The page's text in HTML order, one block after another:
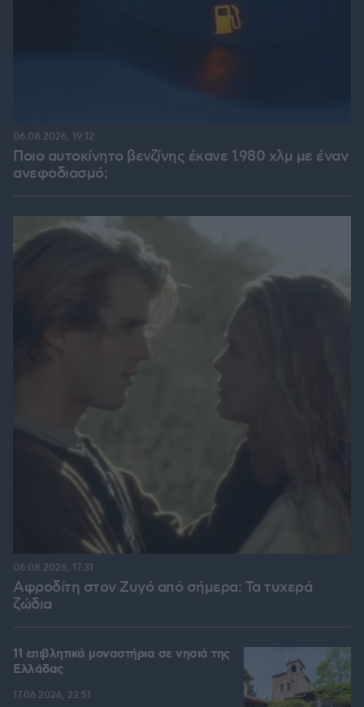
Ποιο αυτοκίνητο βενζίνης έκανε 1.980 χλμ με έναν
ανεφοδιασμό;
06.08.2026, 19:12
Αφροδίτη στον Ζυγό από σήμερα: Τα τυχερά
ζώδια
06.08.2026, 17:31
11 επιβλητικά μοναστήρια σε νησιά της
Ελλάδας
17.06.2026, 22:51